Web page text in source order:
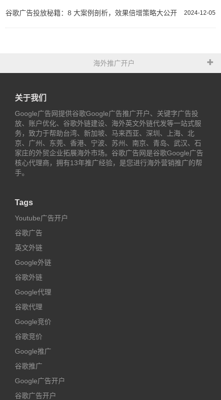
2024-12-05
谷歌广告投放秘籍：8 大案例剖析，效果倍增策略大公开
海外推广开户
关于我们
Google广告网提供谷歌Google广告推广开户、关键字广告投
放、账户优化、谷歌外链建设、海外英文外链代发等一站式服
务，致力于帮助台湾、新加坡、马来西亚、深圳、上海、北
京、广州、东莞、香港、宁波、苏州、南京、青岛、武汉、石
家庄的外贸企业拓展海外市场。谷歌广告网是谷歌Google广告
核心代理商，拥有13年推广经验，是您进行海外营销推广的帮
手。
Tags
Youtube广告开户
谷歌广告
英文外链
Google外链
谷歌外链
Google代理
谷歌代理
Google竞价
谷歌竞价
Google推广
谷歌推广
Google广告开户
谷歌广告开户